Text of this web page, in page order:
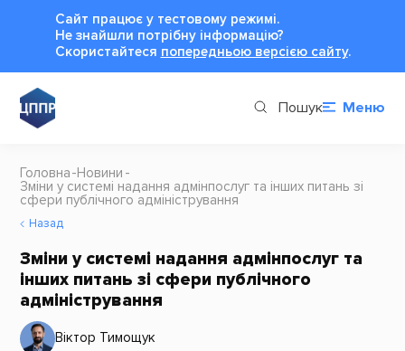
Сайт працює у тестовому режимі.
Не знайшли потрібну інформацію?
Cкористайтеся попередньою версією сайту.
Пошук Меню
Головна Новини
Зміни у системі надання адмінпослуг та інших питань зі
сфери публічного адміністрування
Назад
Зміни у системі надання адмінпослуг та
інших питань зі сфери публічного
адміністрування
Віктор Тимощук